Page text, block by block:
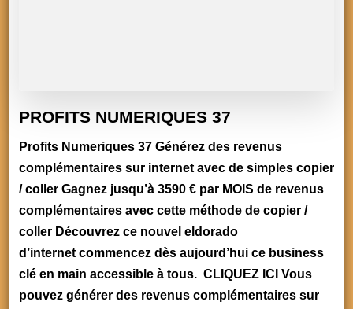
PROFITS NUMERIQUES 37
Profits Numeriques 37 Générez des revenus
complémentaires sur internet avec de simples copier
/ coller Gagnez jusqu’à 3590 € par MOIS de revenus
complémentaires avec cette méthode de copier /
coller Découvrez ce nouvel eldorado
d’internet commencez dès aujourd’hui ce business
clé en main accessible à tous. CLIQUEZ ICI Vous
pouvez générer des revenus complémentaires sur